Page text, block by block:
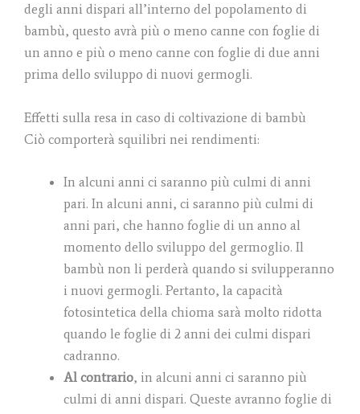
degli anni dispari all’interno del popolamento di
bambù, questo avrà più o meno canne con foglie di
un anno e più o meno canne con foglie di due anni
prima dello sviluppo di nuovi germogli.
Effetti sulla resa in caso di coltivazione di bambù
Ciò comporterà squilibri nei rendimenti:
In alcuni anni ci saranno più culmi di anni
pari. In alcuni anni, ci saranno più culmi di
anni pari, che hanno foglie di un anno al
momento dello sviluppo del germoglio. Il
bambù non li perderà quando si svilupperanno
i nuovi germogli. Pertanto, la capacità
fotosintetica della chioma sarà molto ridotta
quando le foglie di 2 anni dei culmi dispari
cadranno.
Al contrario, in alcuni anni ci saranno più
culmi di anni dispari. Queste avranno foglie di